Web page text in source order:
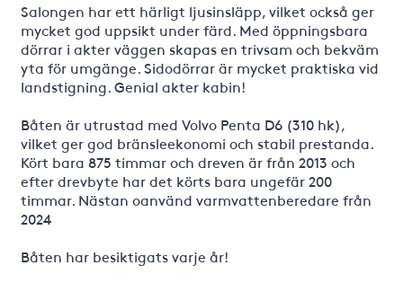
Salongen har ett härligt ljusinsläpp, vilket också ger
mycket god uppsikt under färd. Med öppningsbara
dörrar i akter väggen skapas en trivsam och bekväm
yta för umgänge. Sidodörrar är mycket praktiska vid
landstigning. Genial akter kabin!
Båten är utrustad med Volvo Penta D6 (310 hk),
vilket ger god bränsleekonomi och stabil prestanda.
Kört bara 875 timmar och dreven är från 2013 och
efter drevbyte har det körts bara ungefär 200
timmar. Nästan oanvänd varmvattenberedare från
2024
Båten har besiktigats varje år!